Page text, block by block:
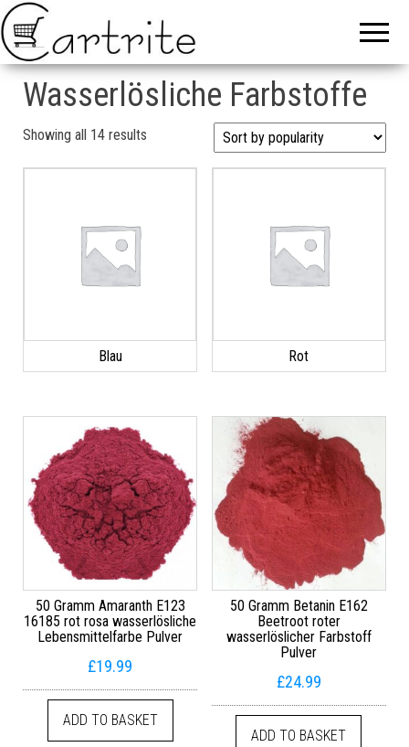
Wasserlösliche Farbstoffe
Showing all 14 results Sorted by popularity
Blau Rot
50 Gramm Amaranth E123
16185 rot rosa wasserlösliche
Lebensmittelfarbe Pulver
£19.99
ADD TO BASKET
50 Gramm Betanin E162
Beetroot roter
wasserlöslicher Farbstoff
Pulver
£24.99
ADD TO BASKET